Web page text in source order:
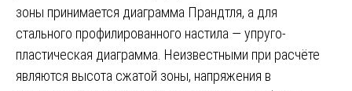
зоны принимается диаграмма Прандтля, а для
стального профилированного настила — упруго-
пластическая диаграмма. Неизвестными при расчёте
являются высота сжатой зоны, напряжения в